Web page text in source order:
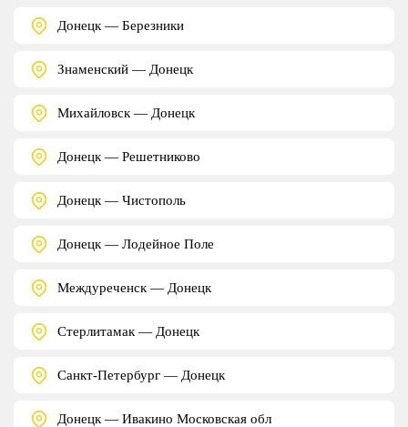
Донецк — Березники
Знаменский — Донецк
Михайловск — Донецк
Донецк — Решетниково
Донецк — Чистополь
Донецк — Лодейное Поле
Междуреченск — Донецк
Стерлитамак — Донецк
Санкт-Петербург — Донецк
Донецк — Ивакино Московская обл